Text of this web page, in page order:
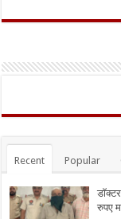
Recent Popular
रुपए